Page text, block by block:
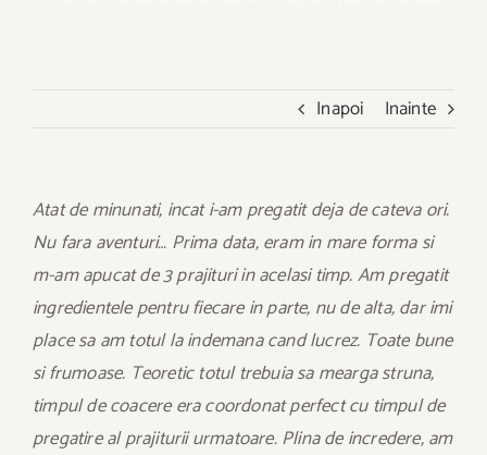
Inapoi Inainte
Atat de minunati, incat i-am pregatit deja de cateva ori.
Nu fara aventuri… Prima data, eram in mare forma si
m-am apucat de 3 prajituri in acelasi timp. Am pregatit
ingredientele pentru fiecare in parte, nu de alta, dar imi
place sa am totul la indemana cand lucrez. Toate bune
si frumoase. Teoretic totul trebuia sa mearga struna,
timpul de coacere era coordonat perfect cu timpul de
pregatire al prajiturii urmatoare. Plina de incredere, am